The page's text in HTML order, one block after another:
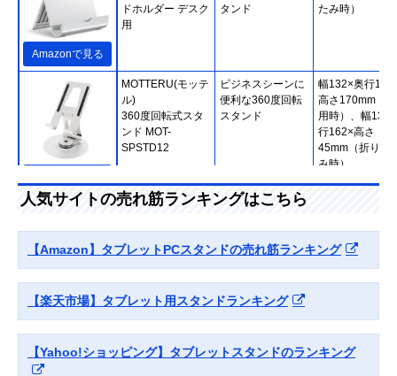
Amazonで見る
ドホルダー デスク
用
タンド
たみ時）
MOTTERU(モッテ
ル)
360度回転式スタ
ンド MOT-
SPSTD12
ビジネスシーンに
便利な360度回転
スタンド
幅132×奥行
高さ170mm（使
用時）、幅
行162×高さ
45mm（折りた
み時）
Amazonで見る
サンワサプライ
ミスタンド PDA-
STN35S
視聴とタイピング
Amazonで見る
トスタンド
スタンド
3.5mm（折りた
み時）
人気サイトの売れ筋ランキングはこちら
【Amazon】タブレットPCスタンドの売れ筋ランキング
【楽天市場】タブレット用スタンドランキング
【Yahoo!ショッピング】タブレットスタンドのランキング